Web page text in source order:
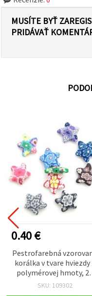
MUSÍTE BYŤ
PRIDÁVAŤ
0.40 €
Pestrofarebná
korálka v tvare hviezdy
polymérovej hmoty,
mm, otvor 2 mm – 1 ks
SKU: 109302